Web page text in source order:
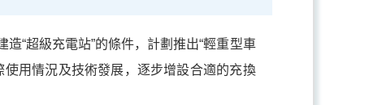
“超級充電站”的條件，計劃推出“輕重型車
用情況及技術發展，逐步增設合適的充換